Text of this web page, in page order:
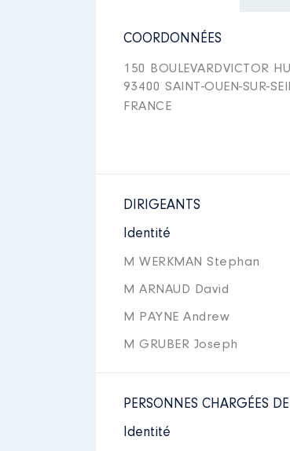
COORDONNÉES
150 BOULEVARDVICTOR
93400 SAINT-OUEN-SUR-
FRANCE
DIRIGEANTS
Identité
M WERKMAN Stephan
M ARNAUD David
M PAYNE Andrew
M GRUBER Joseph
PERSONNES CHARGÉES
Identité